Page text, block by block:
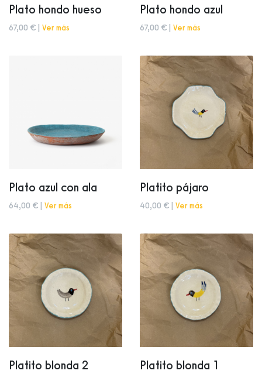
Plato hondo hueso
67,00 € | Ver más
Plato hondo azul
67,00 € | Ver más
Plato azul con ala
64,00 € | Ver más
Platito pájaro
40,00 € | Ver más
Platito blonda 2 Platito blonda 1